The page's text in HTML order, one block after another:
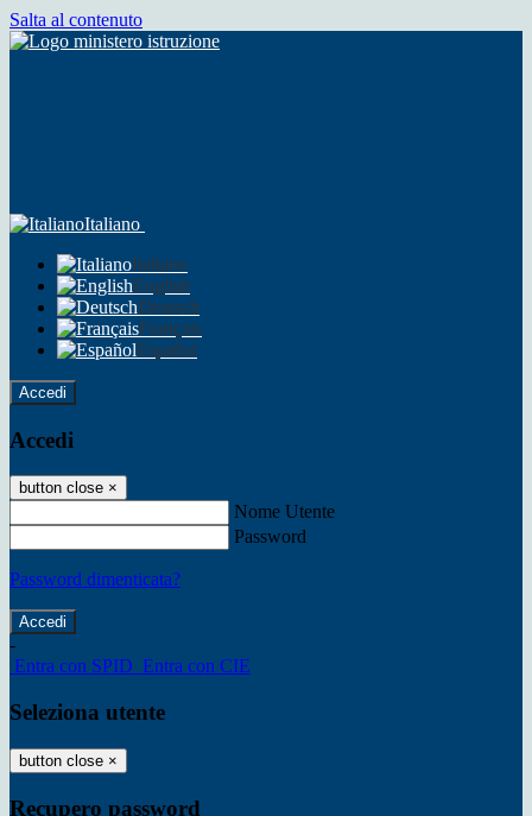
Salta al contenuto
Italiano
Italiano
English
Deutsch
Français
Español
Accedi
Accedi
button close ×
Nome Utente
Password
Password dimenticata?
-
Entra con SPID Entra con CIE
Seleziona utente
button close ×
Recupero password